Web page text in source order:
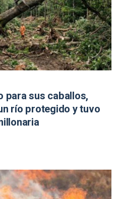
para sus caballos,
río protegido y tuvo